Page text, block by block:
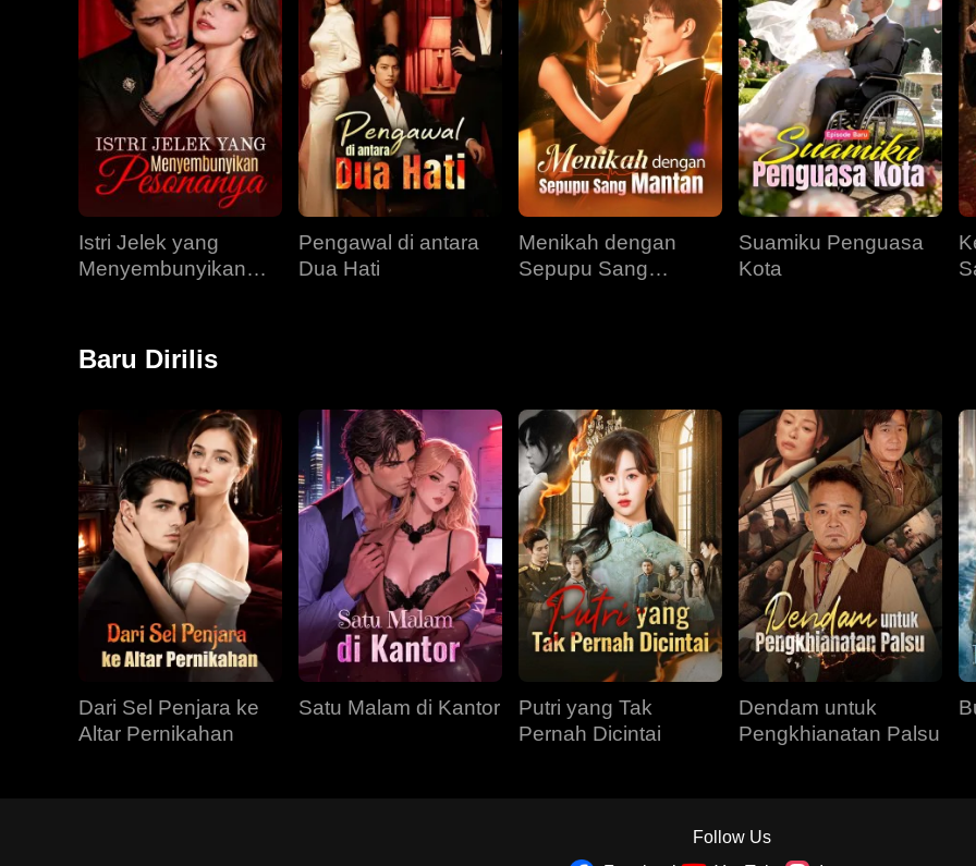
Istri Jelek yang
Menyembunyikan
Pengawal di antara
Dua Hati
Menikah dengan
Sepupu Sang
Suamiku Penguasa
Kota
Baru Dirilis
Dari Sel Penjara ke
Altar Pernikahan
Satu Malam di Kantor
Putri yang Tak
Pernah Dicintai
Dendam untuk
Pengkhianatan Palsu
Follow Us